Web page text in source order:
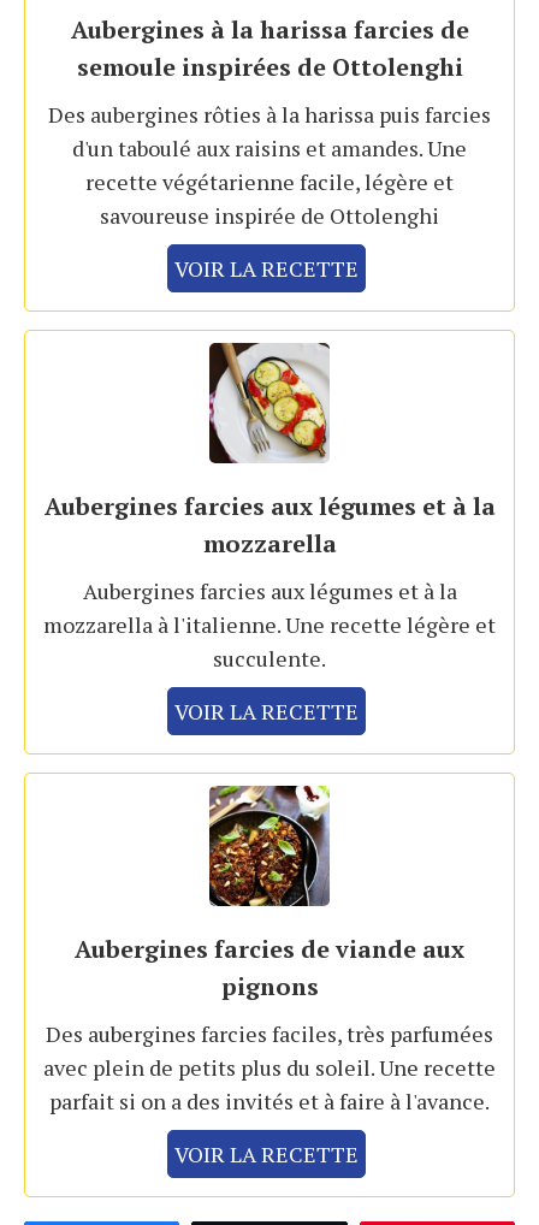
Aubergines à la harissa farcies de
semoule inspirées de Ottolenghi
Des aubergines rôties à la harissa puis farcies
d'un taboulé aux raisins et amandes. Une
recette végétarienne facile, légère et
savoureuse inspirée de Ottolenghi
VOIR LA RECETTE
Aubergines farcies aux légumes et à la
mozzarella
Aubergines farcies aux légumes et à la
mozzarella à l'italienne. Une recette légère et
succulente.
VOIR LA RECETTE
Aubergines farcies de viande aux
pignons
Des aubergines farcies faciles, très parfumées
avec plein de petits plus du soleil. Une recette
parfait si on a des invités et à faire à l'avance.
VOIR LA RECETTE